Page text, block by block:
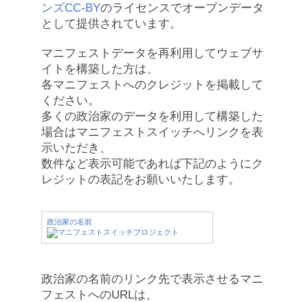
ンズCC-BYのライセンスでオープンデータ
として提供されています。
マニフェストデータを再利用してウェブサ
イトを構築した方は、
各マニフェストへのクレジットを掲載して
ください。
多くの政治家のデータを利用して構築した
場合はマニフェストスイッチへリンクを表
示いただき、
数件など表示可能であれば下記のようにク
レジットの表記をお願いいたします。
政治家の名前
政治家の名前のリンク先で表示させるマニ
フェストへのURLは、